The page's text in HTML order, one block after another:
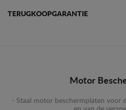
TERUGKOOPGARANTIE
Motor
- Staal motor beschermplaten voor